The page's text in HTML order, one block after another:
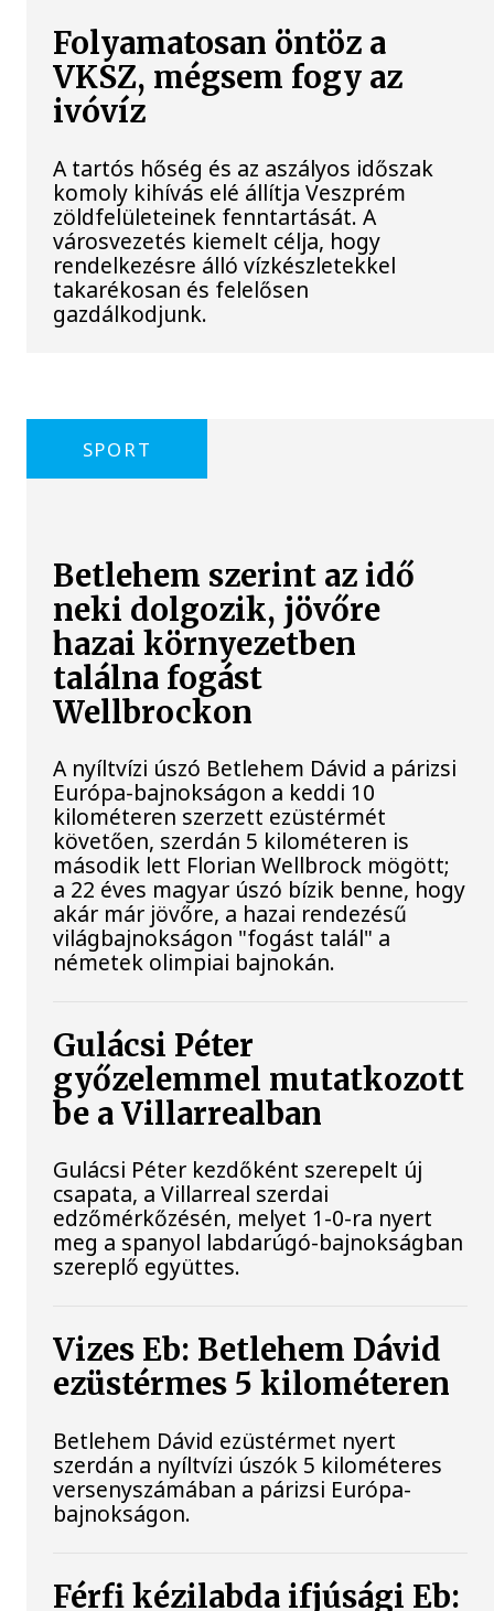
Folyamatosan öntöz a
VKSZ, mégsem fogy az
ivóvíz
A tartós hőség és az aszályos időszak
komoly kihívás elé állítja Veszprém
zöldfelületeinek fenntartását. A
városvezetés kiemelt célja, hogy
rendelkezésre álló vízkészletekkel
takarékosan és felelősen
gazdálkodjunk.
SPORT
Betlehem szerint az idő
neki dolgozik, jövőre
hazai környezetben
találna fogást
Wellbrockon
A nyíltvízi úszó Betlehem Dávid a párizsi
Európa-bajnokságon a keddi 10
kilométeren szerzett ezüstérmét
követően, szerdán 5 kilométeren is
második lett Florian Wellbrock mögött;
a 22 éves magyar úszó bízik benne, hogy
akár már jövőre, a hazai rendezésű
világbajnokságon "fogást talál" a
németek olimpiai bajnokán.
Gulácsi Péter
győzelemmel mutatkozott
be a Villarrealban
Gulácsi Péter kezdőként szerepelt új
csapata, a Villarreal szerdai
edzőmérkőzésén, melyet 1-0-ra nyert
meg a spanyol labdarúgó-bajnokságban
szereplő együttes.
Vizes Eb: Betlehem Dávid
ezüstérmes 5 kilométeren
Betlehem Dávid ezüstérmet nyert
szerdán a nyíltvízi úszók 5 kilométeres
versenyszámában a párizsi Európa-
bajnokságon.
Férfi kézilabda ifjúsági Eb: